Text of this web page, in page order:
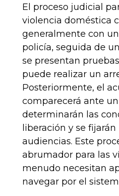
El proceso judicial
violencia doméstica
generalmente con
policía, seguida de
se presentan
puede realizar un
Posteriormente, el
comparecerá ante
determinarán las
liberación y se
audiencias. Este
abrumador para las
menudo necesitan
navegar por el